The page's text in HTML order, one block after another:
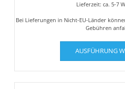
Lieferzeit: ca. 5-7
Bei Lieferungen in Nicht-EU-Länder
Gebühren
AUSFÜHRUNG